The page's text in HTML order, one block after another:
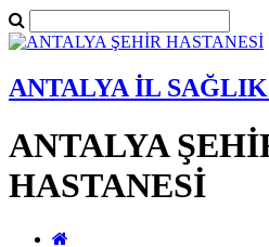
ANTALYA İL
ANTALYA
HASTANESİ